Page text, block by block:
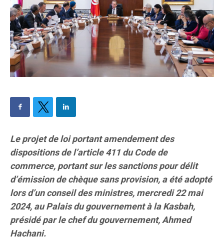
Le projet de loi portant amendement des
dispositions de l’article 411 du Code de
commerce, portant sur les sanctions pour délit
d’émission de chèque sans provision, a été adopté
lors d’un conseil des ministres, mercredi 22 mai
2024, au Palais du gouvernement à la Kasbah,
présidé par le chef du gouvernement, Ahmed
Hachani.